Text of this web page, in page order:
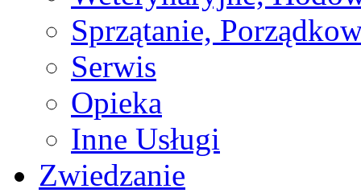
Sprzątanie,
Serwis
Opieka
Inne Usługi
Zwiedzanie